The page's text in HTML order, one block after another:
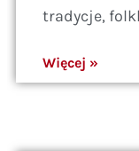
tradycje,
Więcej »